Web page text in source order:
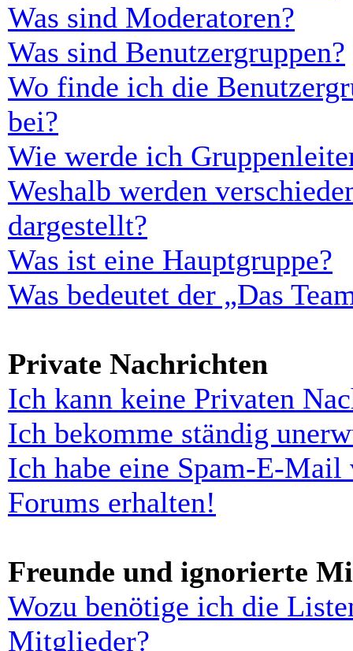
Was sind Moderatoren?
Was sind Benutzergruppen?
Wo finde ich die
bei?
Wie werde ich
Weshalb werden
dargestellt?
Was ist eine Hauptgruppe?
Was bedeutet der „Das
Private Nachrichten
Ich kann keine Privaten
Ich bekomme ständig
Ich habe eine Spam-E-
Forums erhalten!
Freunde und ignorierte
Wozu benötige ich die
Mitglieder?